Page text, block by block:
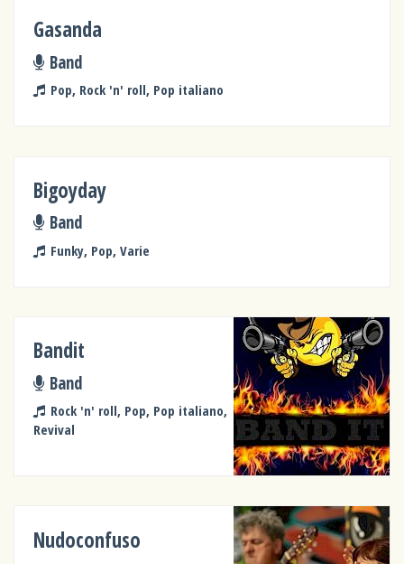
Gasanda
Band
Pop, Rock 'n' roll, Pop italiano
Bigoyday
Band
Funky, Pop, Varie
Bandit
Band
Rock 'n' roll, Pop, Pop italiano,
Revival
Nudoconfuso